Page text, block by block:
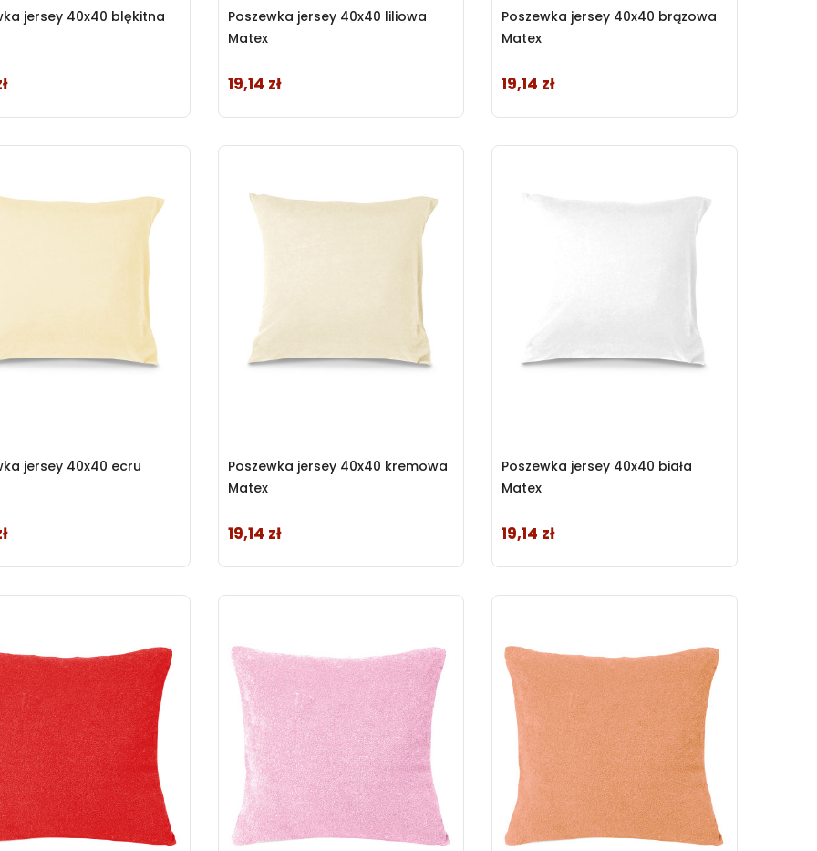
jersey 40x40 blękitna
Poszewka jersey 40x40 liliowa
Matex
Cena
19,14 zł
Poszewka jersey 40x40 brązowa
Matex
Cena
19,14 zł
jersey 40x40 ecru
Poszewka jersey 40x40 kremowa
Matex
Cena
19,14 zł
Poszewka jersey 40x40 biała
Matex
Cena
19,14 zł